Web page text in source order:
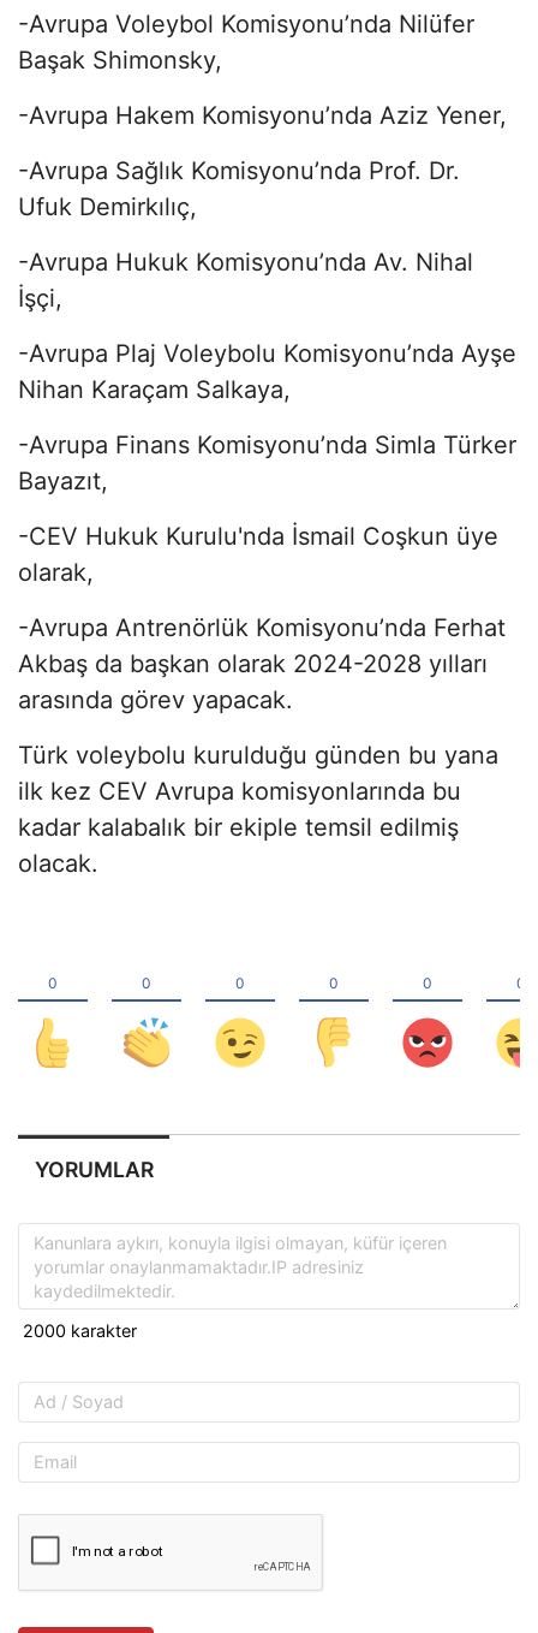
-Avrupa Voleybol Komisyonu’nda Nilüfer
Başak Shimonsky,
-Avrupa Hakem Komisyonu’nda Aziz Yener,
-Avrupa Sağlık Komisyonu’nda Prof. Dr.
Ufuk Demirkılıç,
-Avrupa Hukuk Komisyonu’nda Av. Nihal
İşçi,
-Avrupa Plaj Voleybolu Komisyonu’nda Ayşe
Nihan Karaçam Salkaya,
-Avrupa Finans Komisyonu’nda Simla Türker
Bayazıt,
-CEV Hukuk Kurulu'nda İsmail Coşkun üye
olarak,
-Avrupa Antrenörlük Komisyonu’nda Ferhat
Akbaş da başkan olarak 2024-2028 yılları
arasında görev yapacak.
Türk voleybolu kurulduğu günden bu yana
ilk kez CEV Avrupa komisyonlarında bu
kadar kalabalık bir ekiple temsil edilmiş
olacak.
YORUMLAR